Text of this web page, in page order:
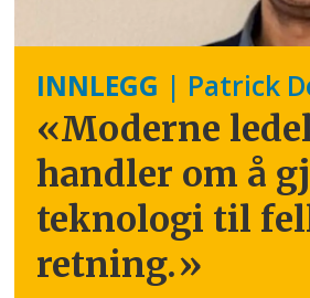
INNLEGG | Patrick
«Moderne
handler om å
teknologi til
retning.»